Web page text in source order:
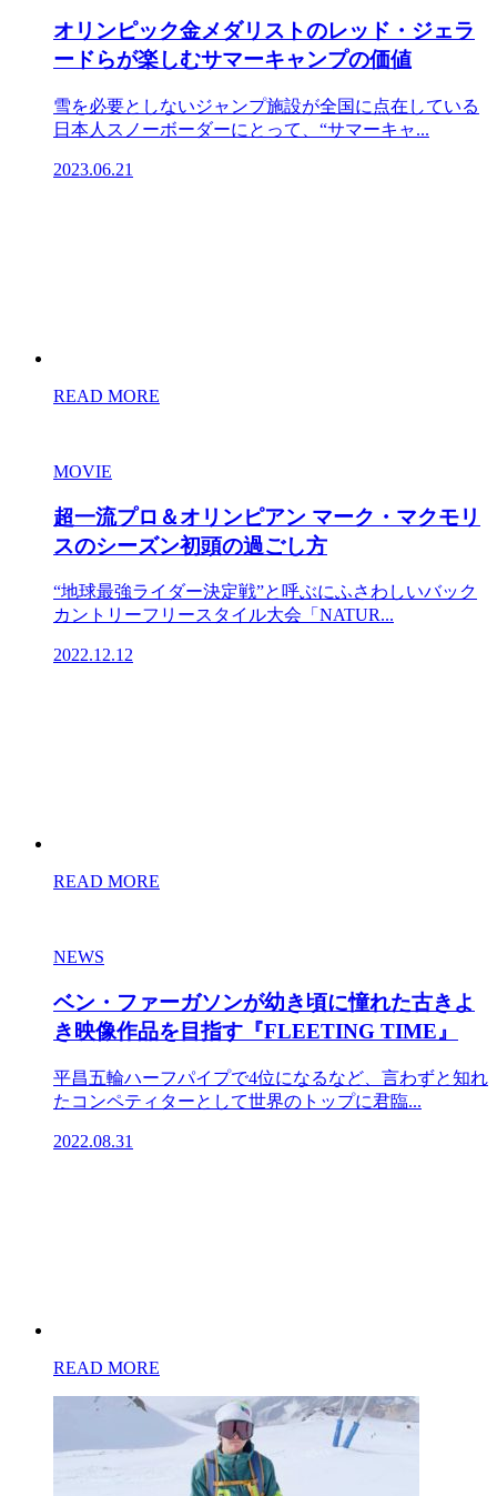
オリンピック金メダリストのレッド・ジェラ
ードらが楽しむサマーキャンプの価値
雪を必要としないジャンプ施設が全国に点在している
日本人スノーボーダーにとって、“サマーキャ...
2023.06.21
READ MORE
MOVIE
超一流プロ＆オリンピアン マーク・マクモリ
スのシーズン初頭の過ごし方
“地球最強ライダー決定戦”と呼ぶにふさわしいバック
カントリーフリースタイル大会「NATUR...
2022.12.12
READ MORE
NEWS
ベン・ファーガソンが幼き頃に憧れた古きよ
き映像作品を目指す『FLEETING TIME』
平昌五輪ハーフパイプで4位になるなど、言わずと知れ
たコンペティターとして世界のトップに君臨...
2022.08.31
READ MORE